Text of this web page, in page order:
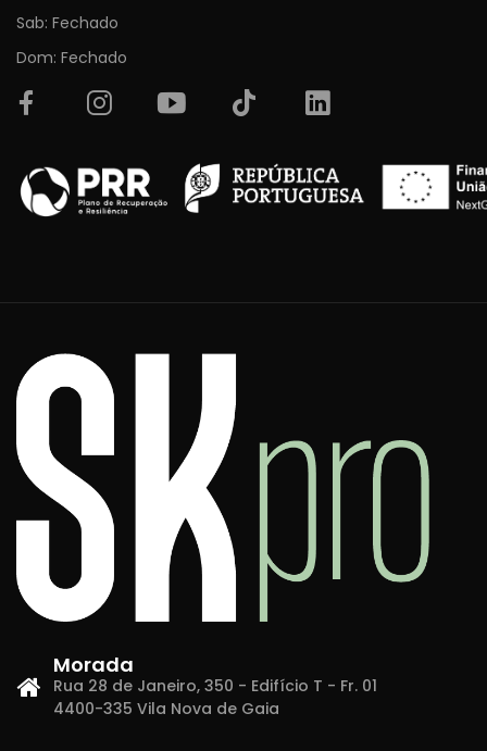
Sab: Fechado
Dom: Fechado
Morada
Rua 28 de Janeiro, 350 - Edifício T - Fr. 01
4400-335 Vila Nova de Gaia